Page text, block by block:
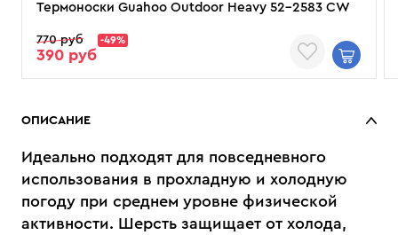
Термоноски Guahoo Outdoor Heavy 52-2583 CW
770 руб -49%
390 руб
ОПИСАНИЕ
Идеально подходят для повседневного
использования в прохладную и холодную
погоду при среднем уровне физической
активности. Шерсть защищает от холода,